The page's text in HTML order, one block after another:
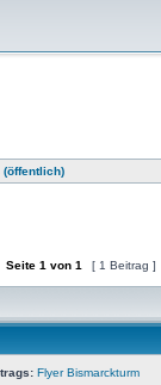
(öffentlich)
Seite 1 von 1 [ 1 Beitrag ]
Flyer Bismarckturm